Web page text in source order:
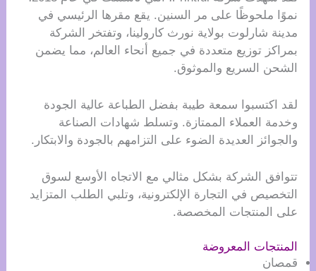
نموًا ملحوظًا على مر السنين. يقع مقرها الرئيسي في
مدينة شارلوت بولاية نورث كارولينا، وتفتخر الشركة
بمراكز توزيع متعددة في جميع أنحاء العالم، مما يضمن
الشحن السريع والموثوق.
لقد اكتسبوا سمعة طيبة بفضل الطباعة عالية الجودة
وخدمة العملاء الممتازة. وتسلط شهادات الصناعة
والجوائز العديدة الضوء على التزامهم بالجودة والابتكار.
تتوافق الشركة بشكل مثالي مع الاتجاه الأوسع لسوق
التخصيص في التجارة الإلكترونية، وتلبي الطلب المتزايد
على المنتجات المخصصة.
المنتجات المعروضة
قمصان